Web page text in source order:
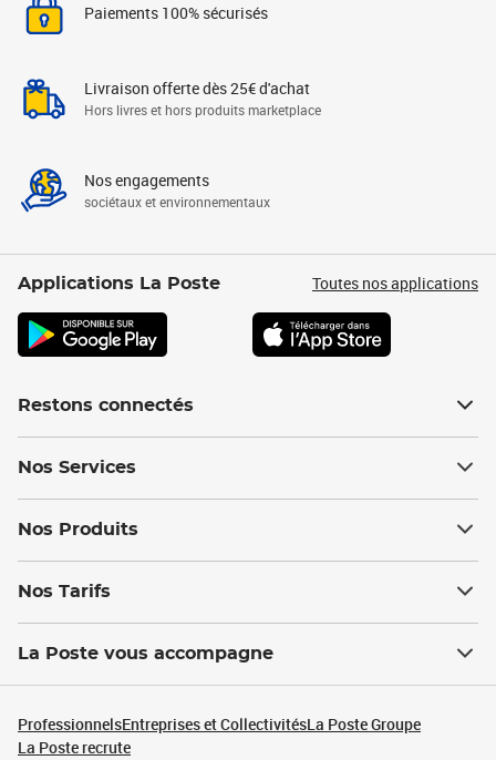
Paiements 100% sécurisés
Livraison offerte dès 25€ d'achat
Hors livres et hors produits marketplace
Nos engagements
sociétaux et environnementaux
Applications La Poste Toutes nos applications
Restons connectés
Nos Services
Nos Produits
Nos Tarifs
La Poste vous accompagne
ProfessionnelsEntreprises et CollectivitésLa Poste Groupe
La Poste recrute